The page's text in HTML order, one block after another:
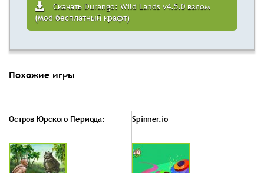
Скачать Durango: Wild Lands v4.5.0 взлом
(Mod бесплатный крафт)
Похожие игры
Остров Юрского Периода: Spinner.io